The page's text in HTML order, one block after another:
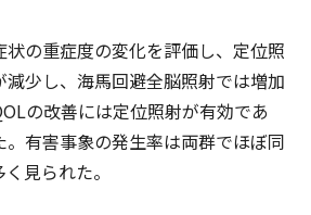
の重症度の変化を評価し、定位照
少し、海馬回避全脳照射では増加
の改善には定位照射が有効であ
。有害事象の発生率は両群でほぼ同
見られた。